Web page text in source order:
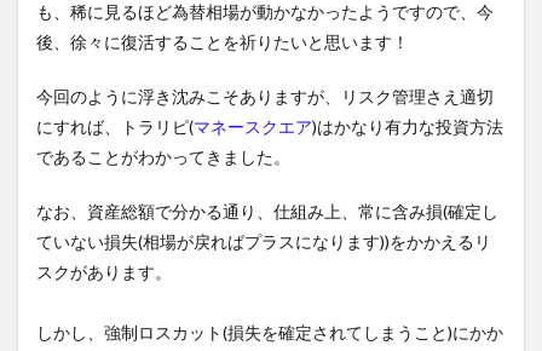
も、稀に見るほど為替相場が動かなかったようですので、今
後、徐々に復活することを祈りたいと思います！
今回のように浮き沈みこそありますが、リスク管理さえ適切
にすれば、トラリピ(マネースクエア)はかなり有力な投資方法
であることがわかってきました。
なお、資産総額で分かる通り、仕組み上、常に含み損(確定し
ていない損失(相場が戻ればプラスになります))をかかえるリ
スクがあります。
しかし、強制ロスカット(損失を確定されてしまうこと)にかか